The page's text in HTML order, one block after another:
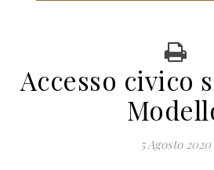
Accesso civico
5 Agosto 2020